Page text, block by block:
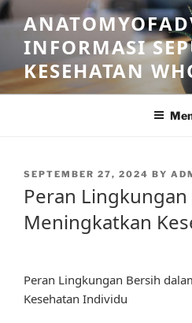
Skip
to
contentINFORMASI
KESEHATAN
POSTED
SEPTEMBER 27, 2024 BY
Peran
Meningkatkan
Peran Lingkungan Bersih
Kesehatan Individu